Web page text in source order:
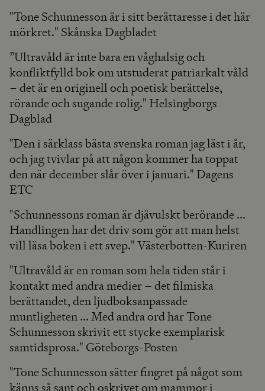
"Tone Schunnesson är i sitt berättaresse i det här
mörkret." Skånska Dagbladet
”Ultravåld är inte bara en våghalsig och
konfliktfylld bok om utstuderat patriarkalt våld
– det är en originell och poetisk berättelse,
rörande och sugande rolig." Helsingborgs
Dagblad
"Den i särklass bästa svenska roman jag läst i år,
och jag tvivlar på att någon kommer ha toppat
den när december slår över i januari." Dagens
ETC
"Schunnessons roman är djävulskt berörande ...
Handlingen har det driv som gör att man helst
vill läsa boken i ett svep." Västerbotten-Kuriren
"Ultravåld är en roman som hela tiden står i
kontakt med andra medier – det filmiska
berättandet, den ljudboksanpassade
muntligheten ... Med andra ord har Tone
Schunnesson skrivit ett stycke exemplarisk
samtidsprosa." Göteborgs-Posten
"Tone Schunnesson sätter fingret på något som
känns så sant och oskrivet om mammor i